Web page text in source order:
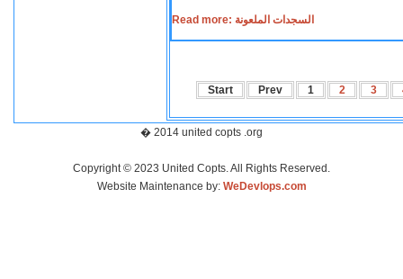
Read more: السجدات الملعونة
Start Prev 1 2 3
� 2014 united copts .org
Copyright © 2023 United Copts. All Rights Reserved.
Website Maintenance by: WeDevlops.com